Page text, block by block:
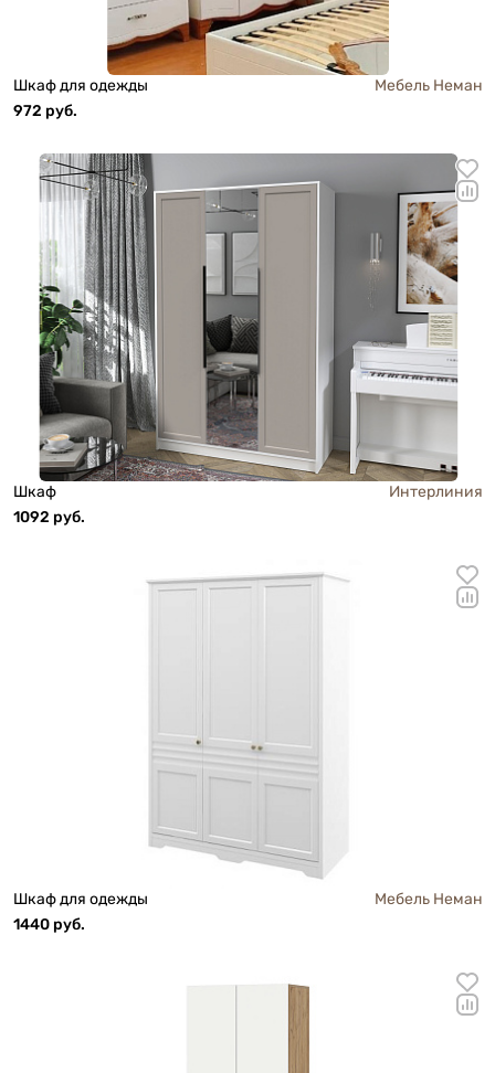
Шкаф для одежды
Мебель Неман
972 руб.
Шкаф
Интерлиния
1092 руб.
Шкаф для одежды
Мебель Неман
1440 руб.